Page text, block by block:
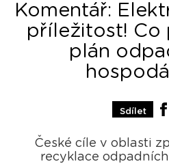
Komentář:
příležitost! Co
plán
Sdílet
České cíle v oblasti
recyklace